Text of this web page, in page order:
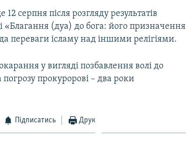
серпня після розгляду результатів
(дуа) до бога: його призначення
переваги ісламу над іншими релігіями.
у вигляді позбавлення волі до
прокуророві – два роки
Підписатись Друк